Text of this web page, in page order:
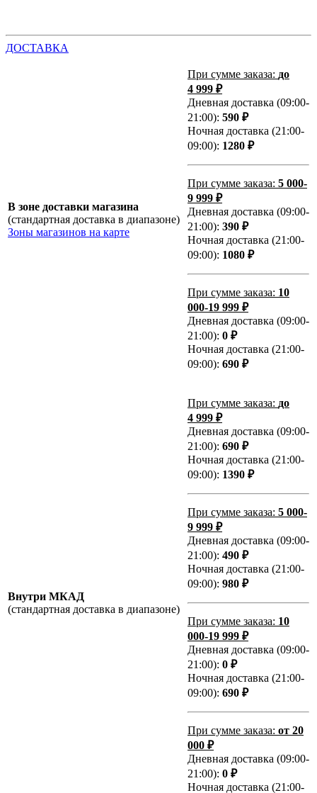
ДОСТАВКА
В зоне доставки магазина
(стандартная доставка в диапазоне)
Зоны магазинов на карте
При сумме заказа: до
4 999 ₽
Дневная доставка (09:00-
21:00): 590 ₽
Ночная доставка (21:00-
09:00): 1280 ₽
При сумме заказа: 5 000-
9 999 ₽
Дневная доставка (09:00-
21:00): 390 ₽
Ночная доставка (21:00-
09:00): 1080 ₽
При сумме заказа: 10
000-19 999 ₽
Дневная доставка (09:00-
21:00): 0 ₽
Ночная доставка (21:00-
09:00): 690 ₽
Внутри МКАД
(стандартная доставка в диапазоне)
При сумме заказа: до
4 999 ₽
Дневная доставка (09:00-
21:00): 690 ₽
Ночная доставка (21:00-
09:00): 1390 ₽
При сумме заказа: 5 000-
9 999 ₽
Дневная доставка (09:00-
21:00): 490 ₽
Ночная доставка (21:00-
09:00): 980 ₽
При сумме заказа: 10
000-19 999 ₽
Дневная доставка (09:00-
21:00): 0 ₽
Ночная доставка (21:00-
09:00): 690 ₽
При сумме заказа: от 20
000 ₽
Дневная доставка (09:00-
21:00): 0 ₽
Ночная доставка (21:00-